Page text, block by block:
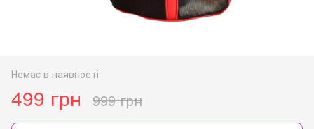
Немає в наявності
499 грн 999 грн